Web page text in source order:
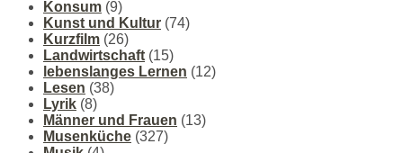
Konsum (9)
Kunst und Kultur (74)
Kurzfilm (26)
Landwirtschaft (15)
lebenslanges Lernen (12)
Lesen (38)
Lyrik (8)
Männer und Frauen (13)
Musenküche (327)